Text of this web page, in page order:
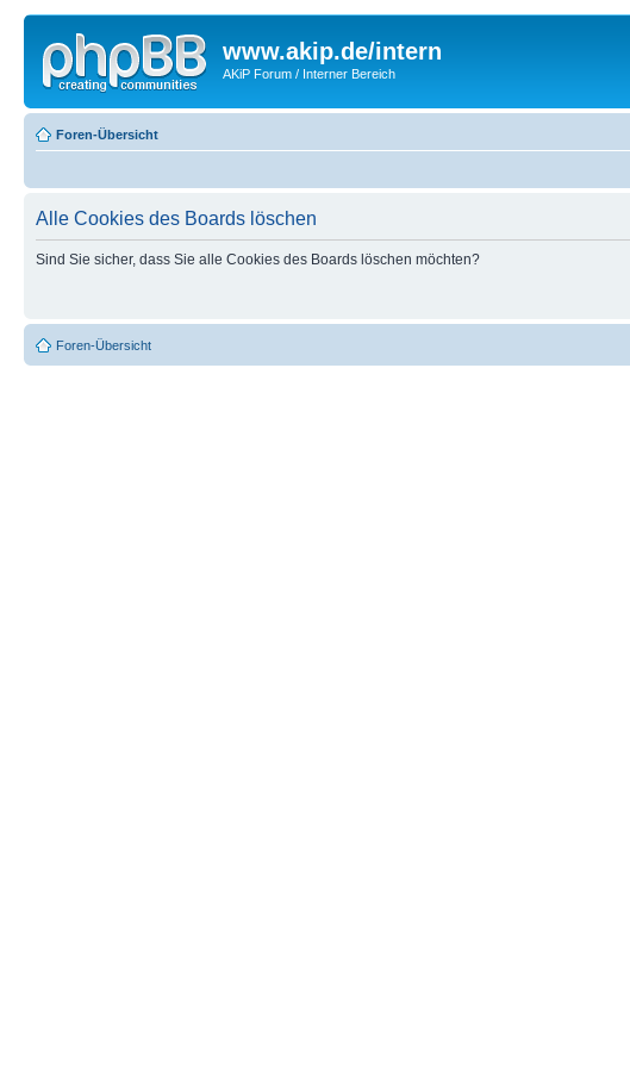
www.akip.de/intern
AKiP Forum / Interner Bereich
Foren-Übersicht
Alle Cookies des Boards löschen
Sind Sie sicher, dass Sie alle Cookies des Boards löschen möchten?
Foren-Übersicht